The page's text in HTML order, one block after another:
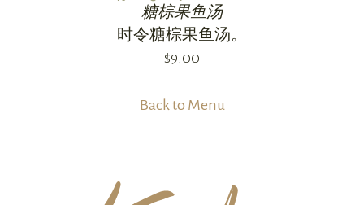
糖棕果鱼汤
时令糖棕果鱼汤。
$9.00
Back to Menu